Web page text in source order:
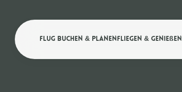
Flug buchen & planenFliegen & Genießen